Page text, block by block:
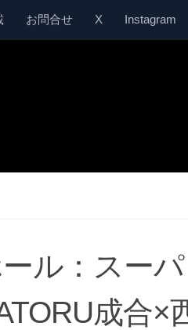
お問合せ X Instagram
ル：スーパ
成合×